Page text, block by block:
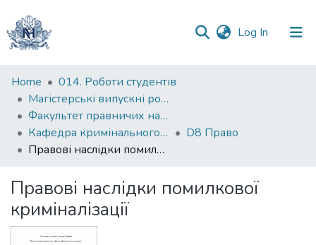
Log In (current)
Communities
&
Collections
All of DSpace
Statistics
Home
014. Роботи студентів
Магістерські випускні роботи
Факультет правничих наук
Кафедра кримінального та кримінального процесуального права
D8 Право
Правові наслідки помилкової криміналізації
Правові наслідки помилкової
криміналізації